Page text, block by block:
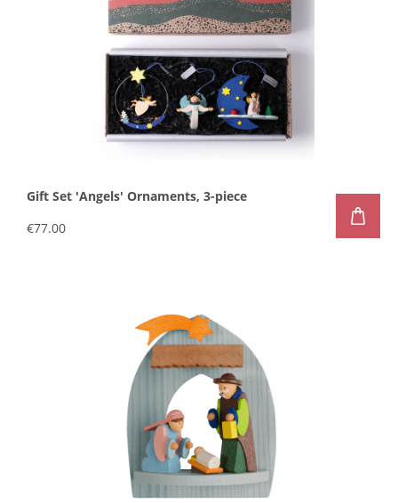
Gift Set 'Angels' Ornaments, 3-piece
€77.00